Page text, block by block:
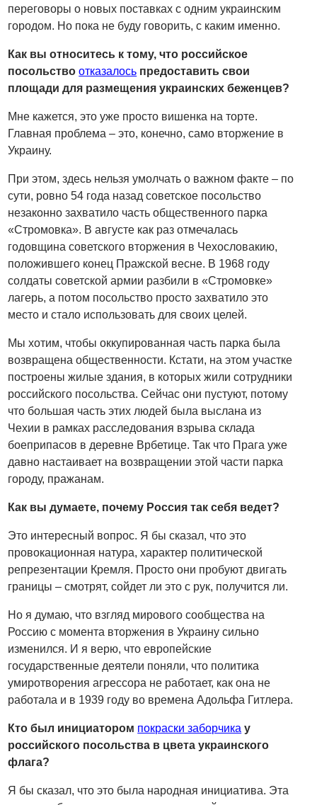
переговоры о новых поставках с одним украинским
городом. Но пока не буду говорить, с каким именно.
Как вы относитесь к тому, что российское
посольствоотказалось предоставить свои
площади для размещения украинских беженцев?
Мне кажется, это уже просто вишенка на торте.
Главная проблема – это, конечно, само вторжение в
Украину.
При этом, здесь нельзя умолчать о важном факте – по
сути, ровно 54 года назад советское посольство
незаконно захватило часть общественного парка
«Стромовка». В августе как раз отмечалась
годовщина советского вторжения в Чехословакию,
положившего конец Пражской весне. В 1968 году
солдаты советской армии разбили в «Стромовке»
лагерь, а потом посольство просто захватило это
место и стало использовать для своих целей.
Мы хотим, чтобы оккупированная часть парка была
возвращена общественности. Кстати, на этом участке
построены жилые здания, в которых жили сотрудники
российского посольства. Сейчас они пустуют, потому
что большая часть этих людей была выслана из
Чехии в рамках расследования взрыва склада
боеприпасов в деревне Врбетице. Так что Прага уже
давно настаивает на возвращении этой части парка
городу, пражанам.
Как вы думаете, почему Россия так себя ведет?
Это интересный вопрос. Я бы сказал, что это
провокационная натура, характер политической
репрезентации Кремля. Просто они пробуют двигать
границы – смотрят, сойдет ли это с рук, получится ли.
Но я думаю, что взгляд мирового сообщества на
Россию с момента вторжения в Украину сильно
изменился. И я верю, что европейские
государственные деятели поняли, что политика
умиротворения агрессора не работает, как она не
работала и в 1939 году во времена Адольфа Гитлера.
Кто был инициатором покраски заборчика у
российского посольства в цвета украинского
флага?
Я бы сказал, что это была народная инициатива. Эта